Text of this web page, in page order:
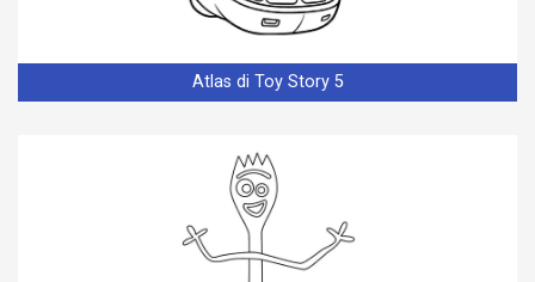
Atlas di Toy Story 5